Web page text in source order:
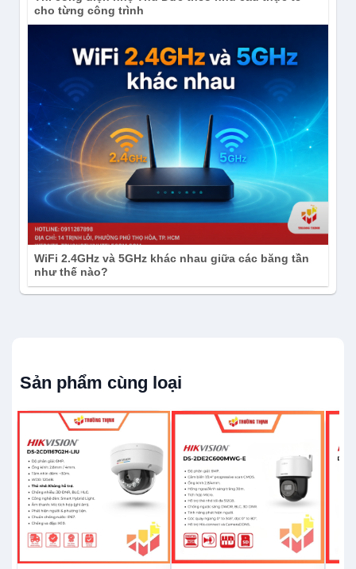
cho từng công trình
WiFi 2.4GHz và 5GHz khác nhau giữa các băng tần
như thế nào?
Sản phẩm cùng loại